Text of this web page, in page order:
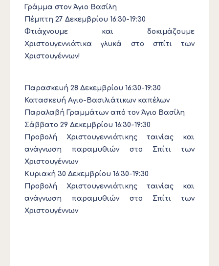
Γράμμα στον Άγιο Βασίλη
Πέμπτη 27 Δεκεμβρίου 16:30-19:30
Φτιάχνουμε και δοκιμάζουμε
Χριστουγεννιάτικα γλυκά στο σπίτι των
Χριστουγέννων!
Παρασκευή 28 Δεκεμβρίου 16:30-19:30
Κατασκευή Αγιο-Βασιλιάτικων καπέλων
Παραλαβή Γραμμάτων από τον Άγιο Βασίλη
Σάββατο 29 Δεκεμβρίου 16:30-19:30
Προβολή Χριστουγεννιάτικης ταινίας και
ανάγνωση παραμυθιών στο Σπίτι των
Χριστουγέννων
Κυριακή 30 Δεκεμβρίου 16:30-19:30
Προβολή Χριστουγεννιάτικης ταινίας και
ανάγνωση παραμυθιών στο Σπίτι των
Χριστουγέννων